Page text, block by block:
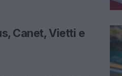
Canet, Vietti e